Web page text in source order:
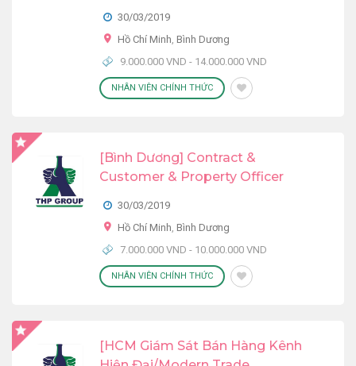
30/03/2019
Hồ Chí Minh, Bình Dương
9.000.000 VND - 14.000.000 VND
NHÂN VIÊN CHÍNH THỨC
[Bình Dương] Contract &
Customer & Property Officer
30/03/2019
Hồ Chí Minh, Bình Dương
7.000.000 VND - 10.000.000 VND
NHÂN VIÊN CHÍNH THỨC
[HCM Giám Sát Bán Hàng Kênh